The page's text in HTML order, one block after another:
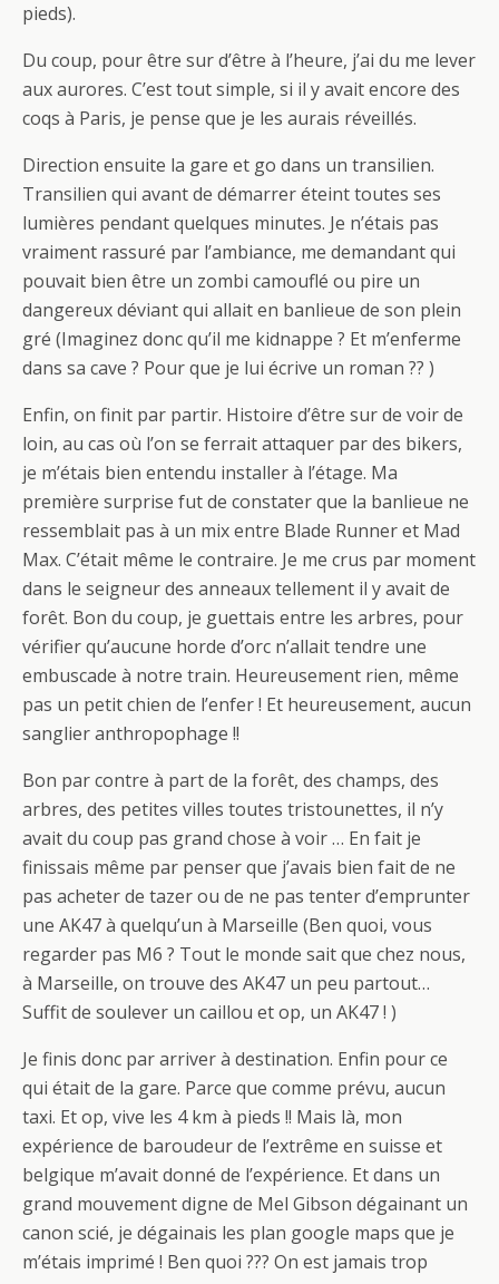
pieds).
Du coup, pour être sur d’être à l’heure, j’ai du me lever
aux aurores. C’est tout simple, si il y avait encore des
coqs à Paris, je pense que je les aurais réveillés.
Direction ensuite la gare et go dans un transilien.
Transilien qui avant de démarrer éteint toutes ses
lumières pendant quelques minutes. Je n’étais pas
vraiment rassuré par l’ambiance, me demandant qui
pouvait bien être un zombi camouflé ou pire un
dangereux déviant qui allait en banlieue de son plein
gré (Imaginez donc qu’il me kidnappe ? Et m’enferme
dans sa cave ? Pour que je lui écrive un roman ?? )
Enfin, on finit par partir. Histoire d’être sur de voir de
loin, au cas où l’on se ferrait attaquer par des bikers,
je m’étais bien entendu installer à l’étage. Ma
première surprise fut de constater que la banlieue ne
ressemblait pas à un mix entre Blade Runner et Mad
Max. C’était même le contraire. Je me crus par moment
dans le seigneur des anneaux tellement il y avait de
forêt. Bon du coup, je guettais entre les arbres, pour
vérifier qu’aucune horde d’orc n’allait tendre une
embuscade à notre train. Heureusement rien, même
pas un petit chien de l’enfer ! Et heureusement, aucun
sanglier anthropophage !!
Bon par contre à part de la forêt, des champs, des
arbres, des petites villes toutes tristounettes, il n’y
avait du coup pas grand chose à voir … En fait je
finissais même par penser que j’avais bien fait de ne
pas acheter de tazer ou de ne pas tenter d’emprunter
une AK47 à quelqu’un à Marseille (Ben quoi, vous
regarder pas M6 ? Tout le monde sait que chez nous,
à Marseille, on trouve des AK47 un peu partout…
Suffit de soulever un caillou et op, un AK47 ! )
Je finis donc par arriver à destination. Enfin pour ce
qui était de la gare. Parce que comme prévu, aucun
taxi. Et op, vive les 4 km à pieds !! Mais là, mon
expérience de baroudeur de l’extrême en suisse et
belgique m’avait donné de l’expérience. Et dans un
grand mouvement digne de Mel Gibson dégainant un
canon scié, je dégainais les plan google maps que je
m’étais imprimé ! Ben quoi ??? On est jamais trop